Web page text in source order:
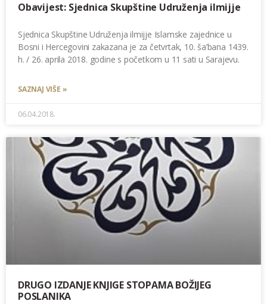
Obavijest: Sjednica Skupštine Udruženja ilmijje
Sjednica Skupštine Udruženja ilmijje Islamske zajednice u
Bosni i Hercegovini zakazana je za četvrtak, 10. ša’bana 1439.
h. / 26. aprila 2018. godine s početkom u 11 sati u Sarajevu.
SAZNAJ VIŠE »
06.04.2018.
DRUGO IZDANJE KNJIGE STOPAMA BOŽIJEG
POSLANIKA